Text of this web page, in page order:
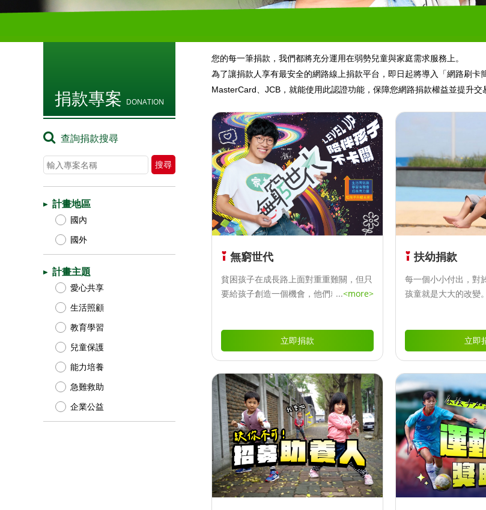
捐款專案 DONATION
查詢捐款搜尋
計畫地區
國內
國外
計畫主題
愛心共享
生活照顧
教育學習
兒童保護
能力培養
急難救助
企業公益
您的每一筆捐款，我們都將充分運用在弱勢兒童與家庭需求服務上。
為了讓捐款人享有最安全的網路線上捐款平台，即日起將導入「網路刷卡
MasterCard、JCB，就能使用此認證功能，保障您網路捐款權益並提升交
無窮世代
貧困孩子在成長路上面對重重難關，但只
要給孩子創造一個機會，他們就能夠繼續
...<more>
立即捐款
扶幼捐款
每一個小小付出，對
孩童就是大大的改變。
立即